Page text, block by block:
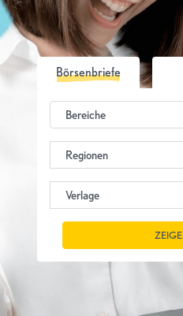
Börsenbriefe
ZEIGE